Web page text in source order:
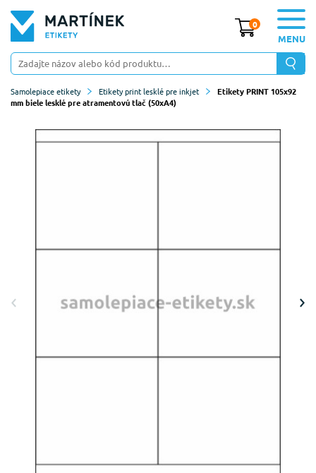
0
MENU
Samolepiace etikety Etikety print lesklé pre inkjet
Etikety PRINT 105x92
mm biele lesklé pre atramentovú tlač (50xA4)